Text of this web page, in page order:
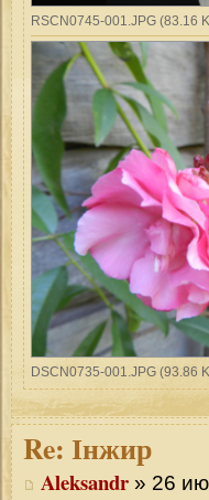
RSCN0745-001.JPG (83.16
DSCN0735-001.JPG (93.86
Re: Інжир
Aleksandr » 26